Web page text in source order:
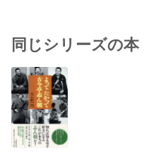
同じシリーズの本